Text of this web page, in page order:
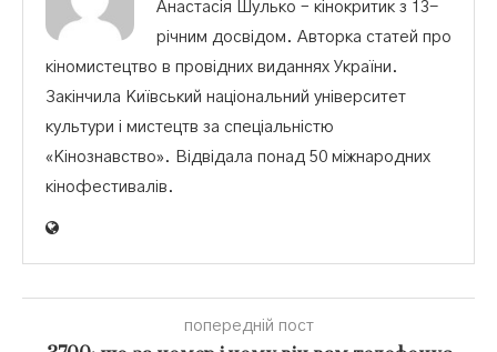
Анастасія Шулько – кінокритик з 13-
річним досвідом. Авторка статей про
кіномистецтво в провідних виданнях України.
Закінчила Київський національний університет
культури і мистецтв за спеціальністю
«Кінознавство». Відвідала понад 50 міжнародних
кінофестивалів.
попередній пост